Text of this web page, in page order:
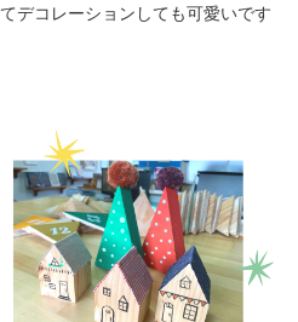
デコレーションしても可愛いです